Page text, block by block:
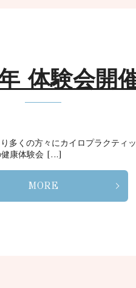
体験会開
多くの方々にカイロプラクティ
健康体験会 […]
MORE